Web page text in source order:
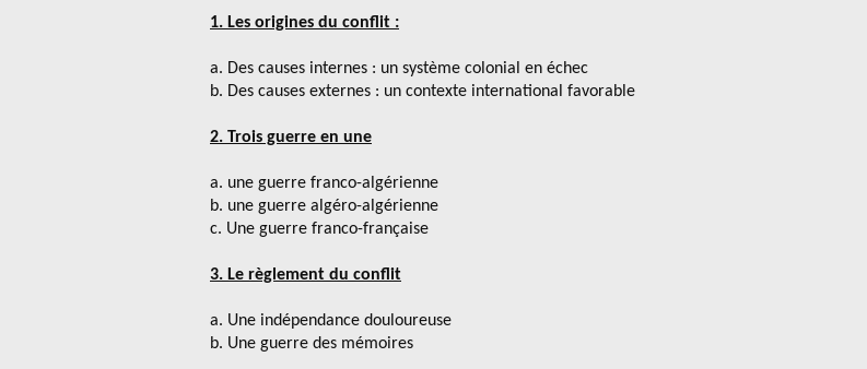
1. Les origines du conflit :
a. Des causes internes : un système colonial en échec
b. Des causes externes : un contexte international favorable
2. Trois guerre en une
a. une guerre franco-algérienne
b. une guerre algéro-algérienne
c. Une guerre franco-française
3. Le règlement du conflit
a. Une indépendance douloureuse
b. Une guerre des mémoires